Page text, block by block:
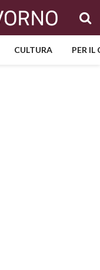
CULTURA PER